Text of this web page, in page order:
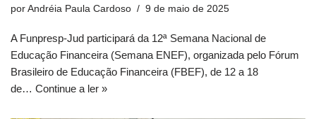
por Andréia Paula Cardoso 9 de maio de 2025
A Funpresp-Jud participará da 12ª Semana Nacional de
Educação Financeira (Semana ENEF), organizada pelo Fórum
Brasileiro de Educação Financeira (FBEF), de 12 a 18
de… Continue a ler »